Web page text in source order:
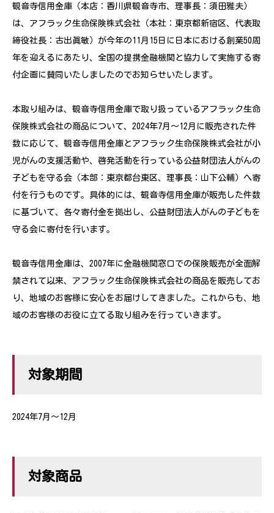
観音寺信用金庫（本店：香川県観音寺市、理事長：須田雅夫）
は、アフラック生命保険株式会社（本社：東京都新宿区、代表取
締役社長：古出眞敏）が今年の11月15日に日本における創業50周
年を迎えるにあたり、全国の提携金融機関と協力して実施する寄
付企画に賛同いたしましたのでお知らせいたします。
本取り組みは、観音寺信用金庫で取り扱っているアフラック生命
保険株式会社の商品について、2024年7月〜12月に販売された件
数に応じて、観音寺信用金庫とアフラック生命保険株式会社が小
児がんの支援活動や、啓発活動を行っている公益財団法人がんの
子どもを守る会（本部：東京都台東区、理事長：山下公輔）へ寄
付を行うものです。具体的には、観音寺信用金庫が販売した件数
に基づいて、各々寄付金を拠出し、公益財団法人がんの子どもを
守る会に寄付を行います。
観音寺信用金庫は、2007年に金融機関窓口での保険販売が全面解
禁されて以来、アフラック生命保険株式会社の商品を販売してお
り、地域のお客様に安心をお届けしてきました。これからも、地
域のお客様のお役に立てる取り組みを行っていきます。
対象期間
2024年7月〜12月
対象商品